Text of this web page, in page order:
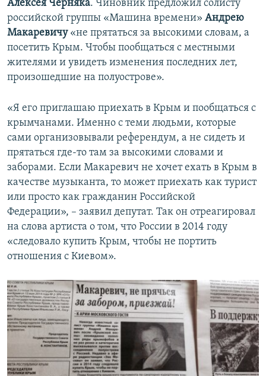
Алексея Черняка. Чиновник предложил солисту
российской группы «Машина времени» Андрею
Макаревичу«не прятаться за высокими словам, а
посетить Крым. Чтобы пообщаться с местными
жителями и увидеть изменения последних лет,
произошедшие на полуострове».
«Я его приглашаю приехать в Крым и пообщаться с
крымчанами. Именно с теми людьми, которые
сами организовывали референдум, а не сидеть и
прятаться где-то там за высокими словами и
заборами. Если Макаревич не хочет ехать в Крым в
качестве музыканта, то может приехать как турист
или просто как гражданин Российской
Федерации», – заявил депутат. Так он отреагировал
на слова артиста о том, что России в 2014 году
«следовало купить Крым, чтобы не портить
отношения с Киевом».